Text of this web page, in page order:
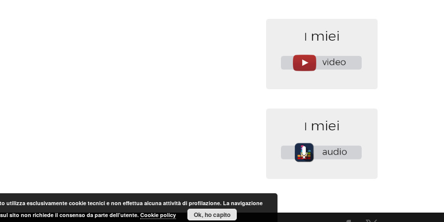
utilizza esclusivamente cookie tecnici e non effettua alcuna attività di profilazione. La navigazione
sul sito non richiede il consenso da parte dell’utente.Cookie policy Ok, ho capito